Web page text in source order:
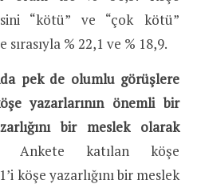
“kötü” ve “çok kötü”
sırasıyla % 22,1 ve % 18,9.
pek de olumlu görüşlere
yazarlarının önemli bir
bir meslek olarak
Ankete katılan köşe
köşe yazarlığını bir meslek